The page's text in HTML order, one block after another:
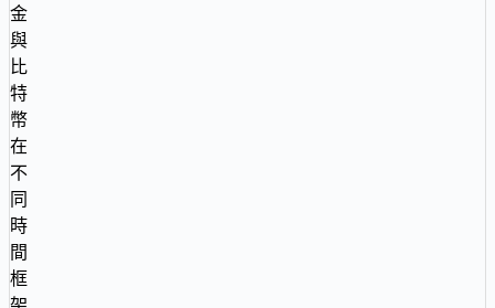
金
與
比
特
幣
在
不
同
時
間
框